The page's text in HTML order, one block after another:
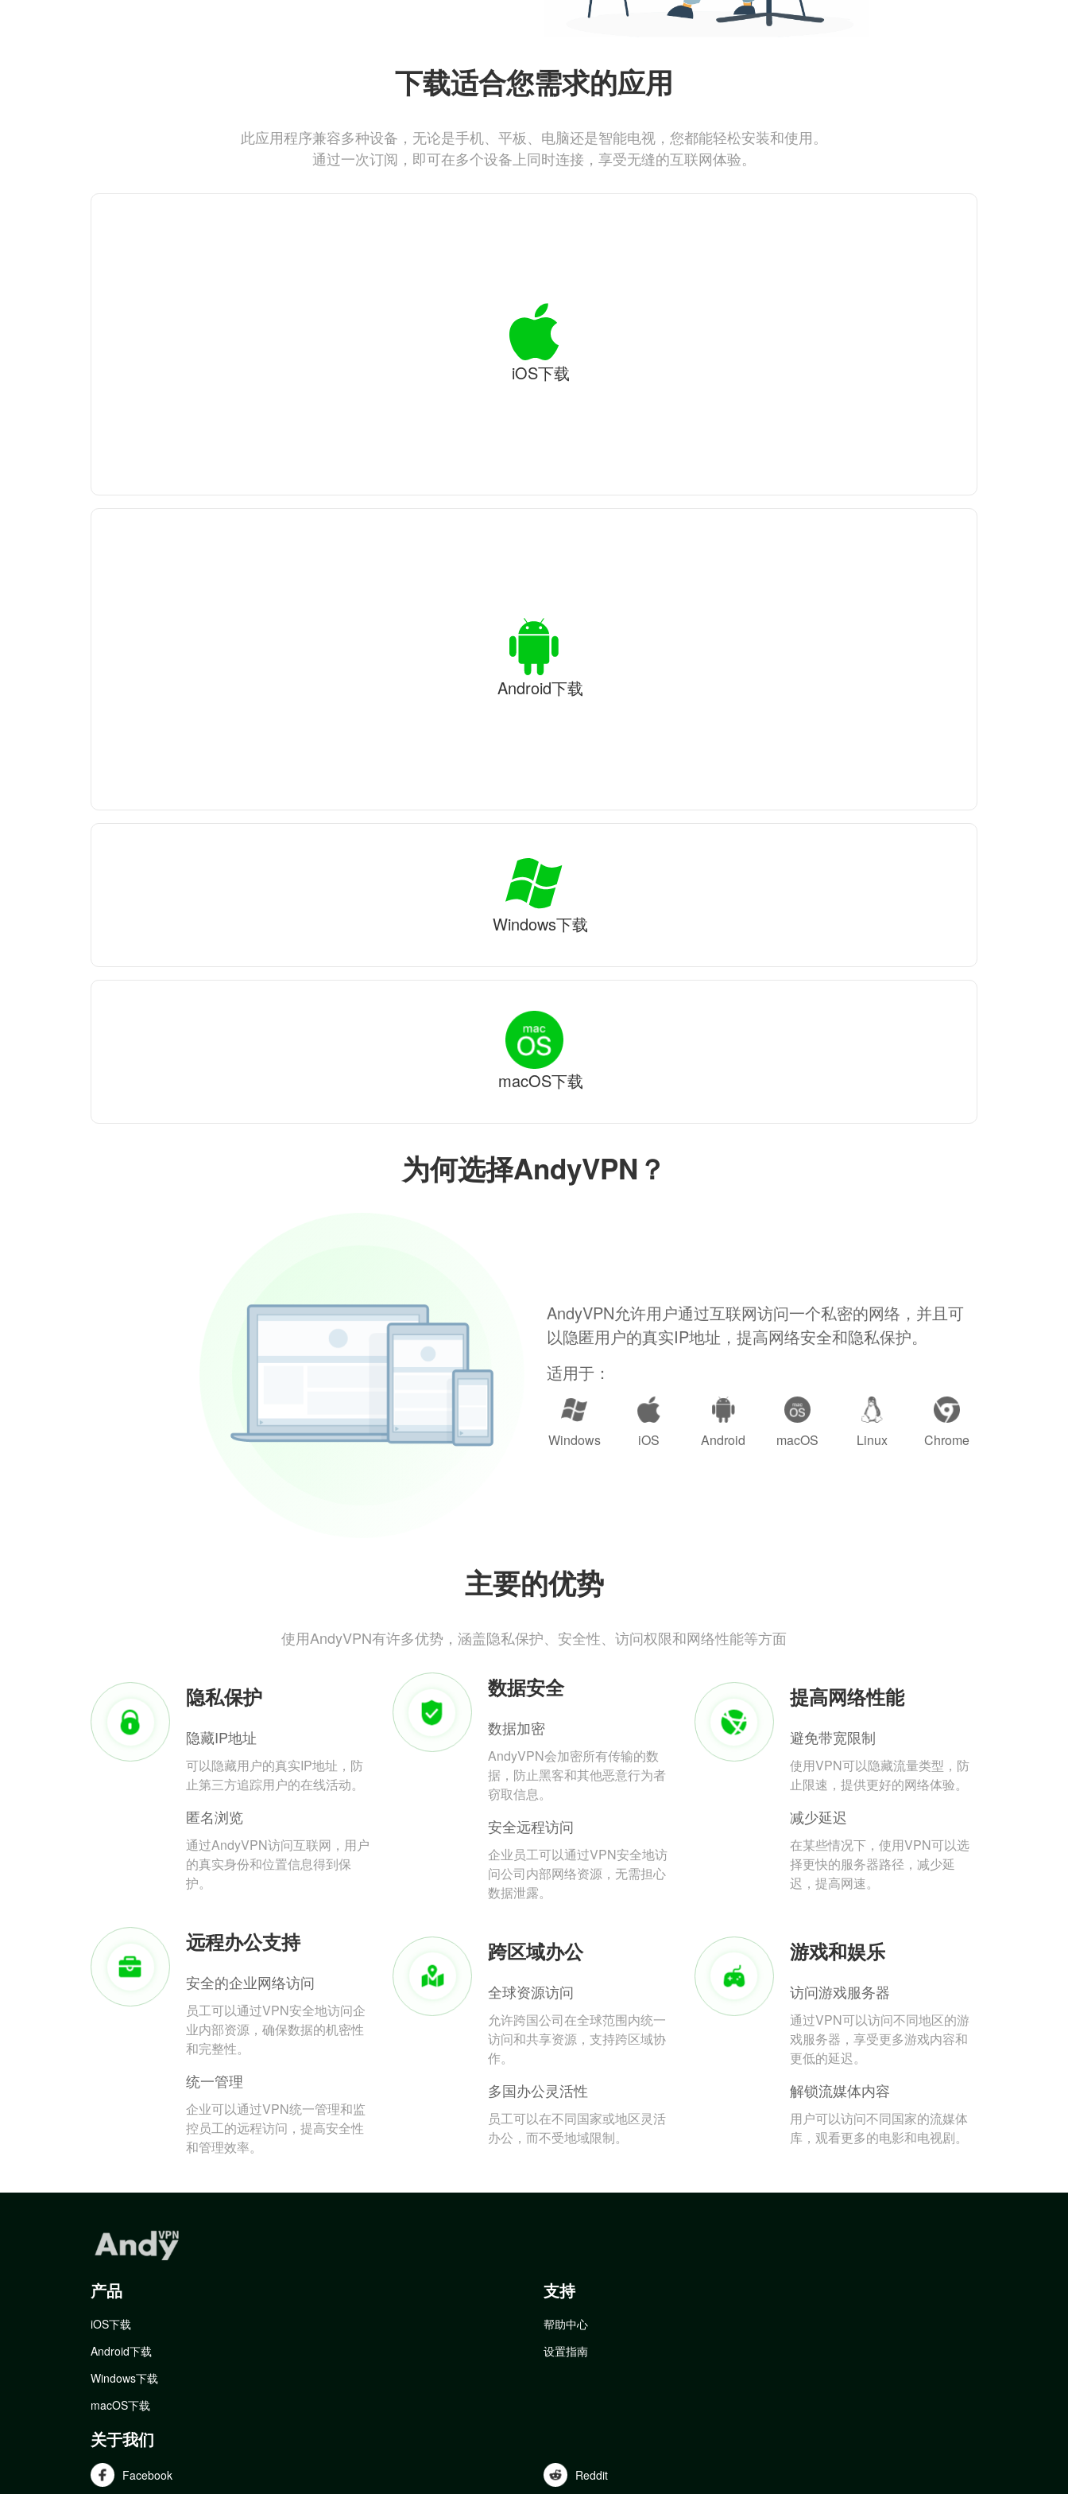
为何选择AndyVPN？
AndyVPN允许用户通过互联网访问一个私密的网络，并且可
以隐匿用户的真实IP地址，提高网络安全和隐私保护。
适用于：
Windows iOS Android macOS Linux Chrome
主要的优势
使用AndyVPN有许多优势，涵盖隐私保护、安全性、访问权限和网络性能等方面
隐私保护
隐藏IP地址
可以隐藏用户的真实IP地址，防
止第三方追踪用户的在线活动。
匿名浏览
通过AndyVPN访问互联网，用户
的真实身份和位置信息得到保
护。
数据安全
数据加密
AndyVPN会加密所有传输的数
据，防止黑客和其他恶意行为者
窃取信息。
安全远程访问
企业员工可以通过VPN安全地访
问公司内部网络资源，无需担心
数据泄露。
提高网络性能
避免带宽限制
使用VPN可以隐藏流量类型，防
止限速，提供更好的网络体验。
减少延迟
在某些情况下，使用VPN可以选
择更快的服务器路径，减少延
迟，提高网速。
远程办公支持
安全的企业网络访问
员工可以通过VPN安全地访问企
业内部资源，确保数据的机密性
和完整性。
统一管理
企业可以通过VPN统一管理和监
控员工的远程访问，提高安全性
和管理效率。
跨区域办公
全球资源访问
允许跨国公司在全球范围内统一
访问和共享资源，支持跨区域协
作。
多国办公灵活性
员工可以在不同国家或地区灵活
办公，而不受地域限制。
游戏和娱乐
访问游戏服务器
通过VPN可以访问不同地区的游
戏服务器，享受更多游戏内容和
更低的延迟。
解锁流媒体内容
用户可以访问不同国家的流媒体
库，观看更多的电影和电视剧。
下载适合您需求的应用
此应用程序兼容多种设备，无论是手机、平板、电脑还是智能电视，您都能轻松安装和使用。
通过一次订阅，即可在多个设备上同时连接，享受无缝的互联网体验。
iOS下载
Android下载
Windows下载
macOS下载
产品
iOS下载
Android下载
Windows下载
macOS下载
支持
帮助中心
设置指南
关于我们
Facebook Reddit